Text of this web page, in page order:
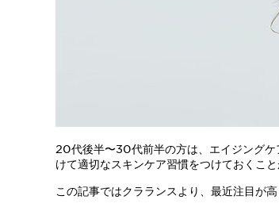
20代後半〜30代前半の方は、エイジングケ
けて適切なスキンケア習慣をつけておくこと
この記事ではクラランスより、最近注目が